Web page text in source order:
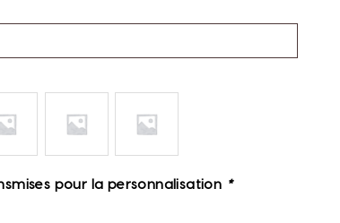
pour la personnalisation *